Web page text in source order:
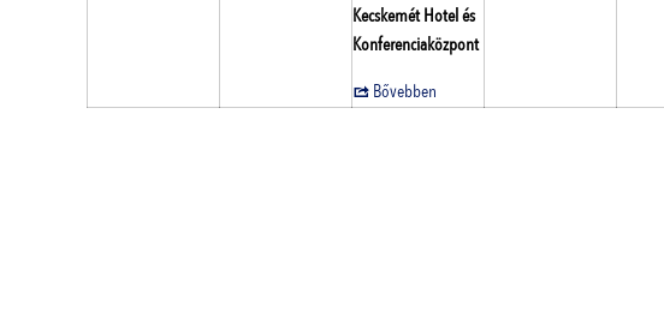
Kecskemét Hotel és
Konferenciaközpont
Bővebben